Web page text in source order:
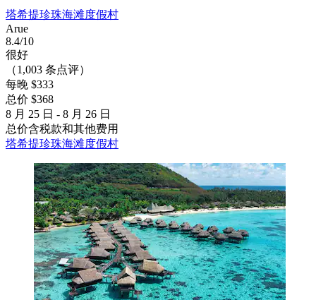
塔希提珍珠海滩度假村
Arue
8.4/10
很好
（1,003 条点评）
每晚 $333
总价 $368
8 月 25 日 - 8 月 26 日
总价含税款和其他费用
塔希提珍珠海滩度假村